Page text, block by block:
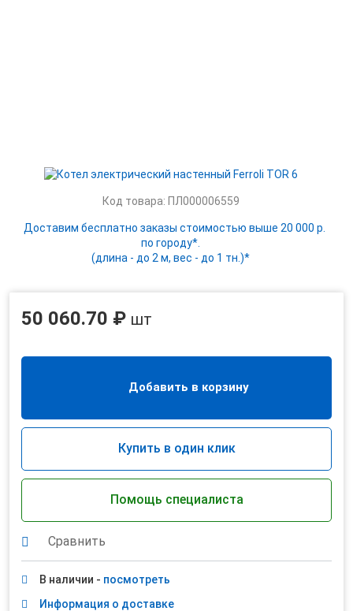
Код товара: ПЛ000006559
Доставим бесплатно заказы стоимостью выше 20 000 р.
по городу*.
(длина - до 2 м, вес - до 1 тн.)*
50 060.70 ₽ шт
Добавить в корзину
Купить в один клик
Помощь специалиста
Сравнить
В наличии - посмотреть
Информация о доставке